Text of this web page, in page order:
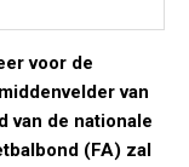
voor de
van
van de nationale
(FA) zal